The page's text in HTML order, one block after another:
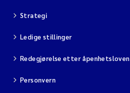
Strategi
Ledige stillinger
Redegjørelse etter åpenhetsloven
Personvern